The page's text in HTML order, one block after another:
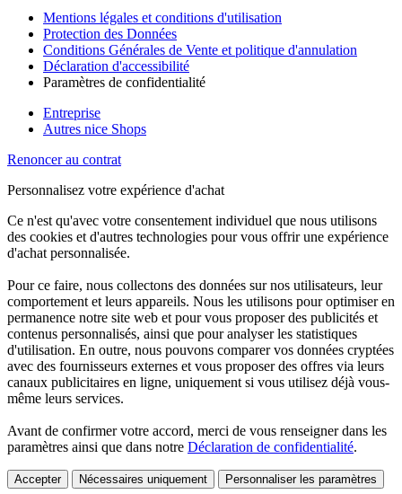
Mentions légales et conditions d'utilisation
Protection des Données
Conditions Générales de Vente et politique d'annulation
Déclaration d'accessibilité
Paramètres de confidentialité
Entreprise
Autres nice Shops
Renoncer au contrat
Personnalisez votre expérience d'achat
Ce n'est qu'avec votre consentement individuel que nous utilisons
des cookies et d'autres technologies pour vous offrir une expérience
d'achat personnalisée.
Pour ce faire, nous collectons des données sur nos utilisateurs, leur
comportement et leurs appareils. Nous les utilisons pour optimiser en
permanence notre site web et pour vous proposer des publicités et
contenus personnalisés, ainsi que pour analyser les statistiques
d'utilisation. En outre, nous pouvons comparer vos données cryptées
avec des fournisseurs externes et vous proposer des offres via leurs
canaux publicitaires en ligne, uniquement si vous utilisez déjà vous-
même leurs services.
Avant de confirmer votre accord, merci de vous renseigner dans les
paramètres ainsi que dans notre Déclaration de confidentialité.
Accepter Nécessaires uniquement Personnaliser les paramètres